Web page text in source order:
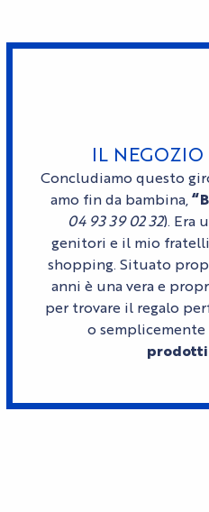
IL
Concludiamo questo
amo fin da bambina,
04 93 39 02 32). Era
genitori e il mio
shopping. Situato
anni è una vera e
per trovare il regalo
o semplicemente
prodotti